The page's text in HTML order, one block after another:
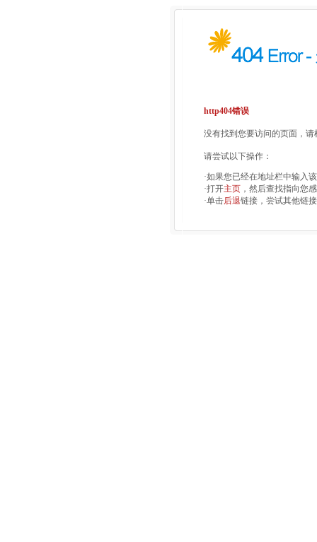
http404错误
没有找到您要访问的页面，
请尝试以下操作：
·如果您已经在地址栏中输入
·打开主页 ，然后查找指向您
·单击后退链接，尝试其他链